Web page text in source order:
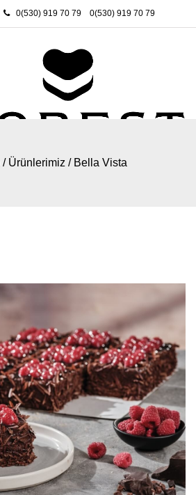
0(530) 919 70 79 0(530) 919 70 79
/ Ürünlerimiz / Bella Vista